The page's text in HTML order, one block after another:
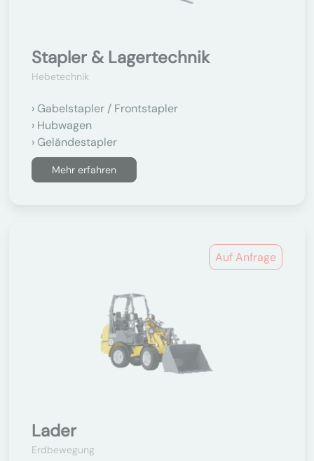
Stapler & Lagertechnik
Hebetechnik
Gabelstapler / Frontstapler
Hubwagen
Geländestapler
Mehr erfahren
Auf Anfrage
Lader
Erdbewegung